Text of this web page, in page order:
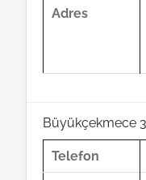
Adres
Büyükçekmece
Telefon